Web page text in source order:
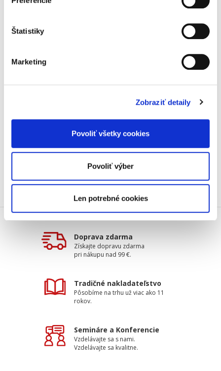
Štatistiky
Marketing
Zobraziť detaily
Povoliť všetky cookies
Povoliť výber
Len potrebné cookies
(súdnej a exekútorskej) praxe s výsledkami
spôsobu núteného výkonu...
Doprava zdarma
Získajte dopravu zdarma
pri nákupu nad 99 €.
Tradičné nakladateľstvo
Pôsobíme na trhu už viac ako 11
rokov.
Semináre a Konferencie
Vzdelávajte sa s nami.
Vzdelávajte sa kvalitne.